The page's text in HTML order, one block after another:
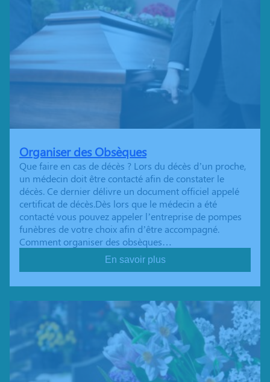
Organiser des Obsèques
Que faire en cas de décès ? Lors du décès d’un proche,
un médecin doit être contacté afin de constater le
décès. Ce dernier délivre un document officiel appelé
certificat de décès.Dès lors que le médecin a été
contacté vous pouvez appeler l’entreprise de pompes
funèbres de votre choix afin d’être accompagné.
Comment organiser des obsèques…
En savoir plus